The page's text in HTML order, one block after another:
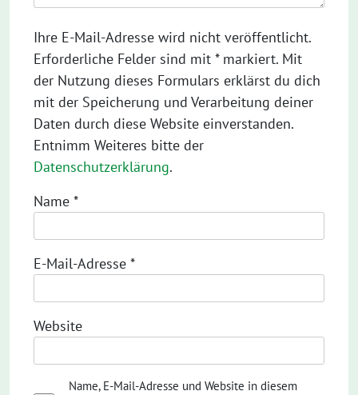
Ihre E-Mail-Adresse wird nicht veröffentlicht.
Erforderliche Felder sind mit * markiert. Mit
der Nutzung dieses Formulars erklärst du dich
mit der Speicherung und Verarbeitung deiner
Daten durch diese Website einverstanden.
Entnimm Weiteres bitte der
Datenschutzerklärung.
Name *
E-Mail-Adresse *
Website
Name, E-Mail-Adresse und Website in diesem